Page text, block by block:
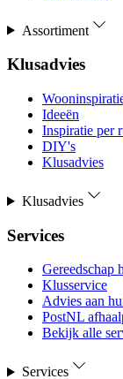
Assortiment
Klusadvies
Ideeën
Inspiratie per
DIY's
Klusadvies
Klusadvies
Services
Gereedschap
Klusservice
Advies aan
PostNL
Bekijk alle
Services